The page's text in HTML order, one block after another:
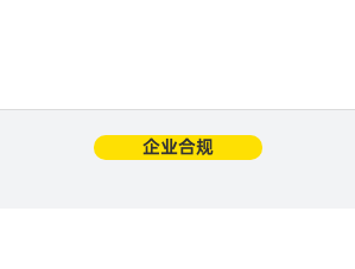
企业合规